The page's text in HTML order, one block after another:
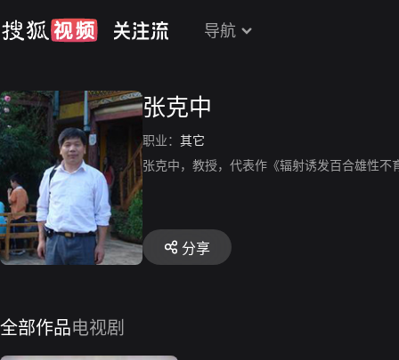
导航
张克中
职业： 其它
张克中，教授，代表作《辐射诱发百合雄性
分享
全部作品电视剧